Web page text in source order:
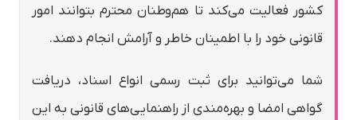
کشور فعالیت می‌کند تا هم‌وطنان محترم بتوانند امور
قانونی خود را با اطمینان خاطر و آرامش انجام دهند.
شما می‌توانید برای ثبت رسمی انواع اسناد، دریافت
گواهی امضا و بهره‌مندی از راهنمایی‌های قانونی به این